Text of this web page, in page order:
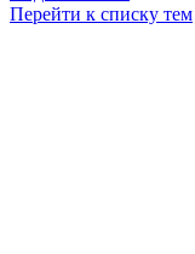
Перейти к списку тем